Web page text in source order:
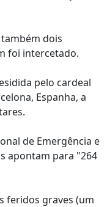
dois
foi intercetado.
pelo cardeal
Espanha, a
de Emergência e
apontam para "264
feridos graves (um